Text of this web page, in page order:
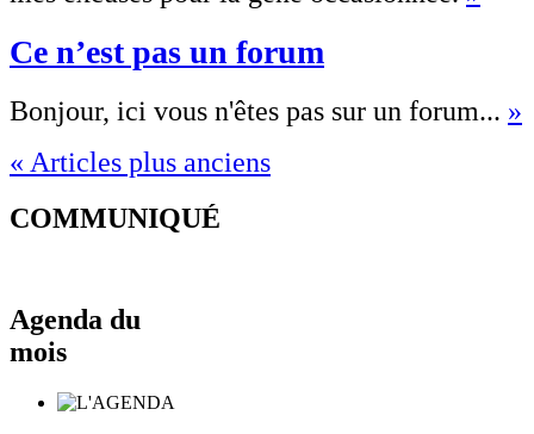
Ce n’est pas un forum
Bonjour, ici vous n'êtes pas sur un forum... »
« Articles plus anciens
COMMUNIQUÉ
Agenda du
mois